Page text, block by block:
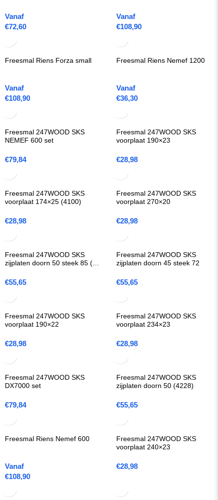
Vanaf
€72,60
Vanaf
€108,90
Freesmal Riens Forza small
Vanaf
€108,90
Freesmal Riens Nemef 1200
Vanaf
€36,30
Freesmal 247WOOD SKS
NEMEF 600 set
€79,84
Freesmal 247WOOD SKS
voorplaat 190×23
€28,98
Freesmal 247WOOD SKS
voorplaat 174×25 (4100)
€28,98
Freesmal 247WOOD SKS
voorplaat 270×20
€28,98
Freesmal 247WOOD SKS
zijplaten doorn 50 steek 85 (B-
€55,65
Freesmal 247WOOD SKS
zijplaten doorn 45 steek 72
€55,65
Freesmal 247WOOD SKS
voorplaat 190×22
€28,98
Freesmal 247WOOD SKS
voorplaat 234×23
€28,98
Freesmal 247WOOD SKS
DX7000 set
€79,84
Freesmal 247WOOD SKS
zijplaten doorn 50 (4228)
€55,65
Freesmal Riens Nemef 600
Vanaf
€108,90
Freesmal 247WOOD SKS
voorplaat 240×23
€28,98